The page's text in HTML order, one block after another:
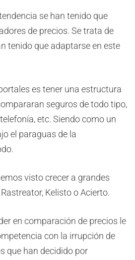
se han tenido que
de precios. Se trata de
tenido que adaptarse en este
es tener una estructura
seguros de todo tipo,
etc. Siendo como un
el paraguas de la
visto crecer a grandes
Kelisto o Acierto.
en comparación de precios le
con la irrupción de
que han decidido por